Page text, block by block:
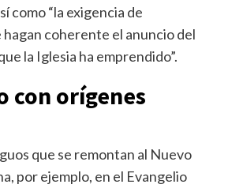
como “la exigencia de
coherente el anuncio del
la Iglesia ha emprendido”.
con orígenes
que se remontan al Nuevo
por ejemplo, en el Evangelio